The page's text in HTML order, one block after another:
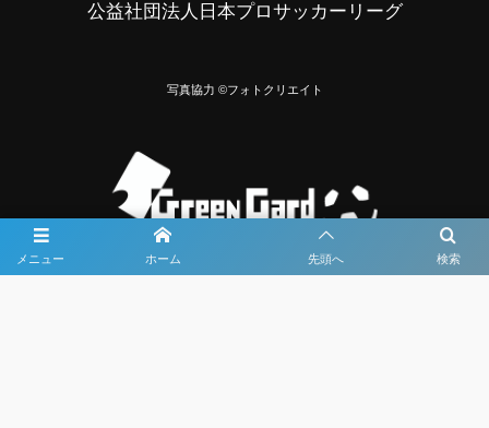
メニュー 検索
ホーム 先頭へ
公益社団法人日本プロサッカーリーグ
写真協力 ©フォトクリエイト